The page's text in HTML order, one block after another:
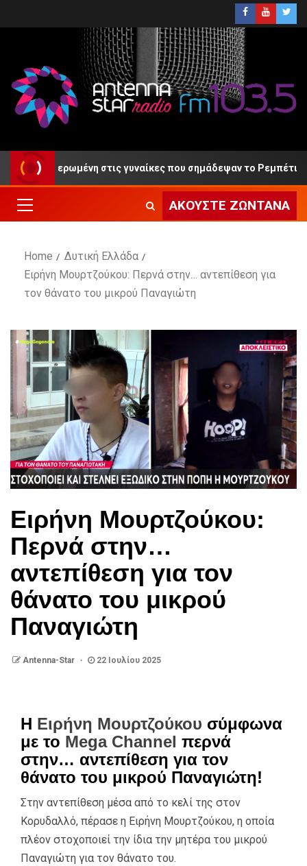
αφιερωμένη στις γυναίκες που σημάδεψαν το Ρεμπέτικο
ΑΚΟΎΣΤΕ ΖΩΝΤΑΝΆ
Home
Δυτική Ελλάδα
Ειρήνη Μουρτζούκου: Περνά στην… αντεπίθεση για
τον θάνατο του μικρού Παναγιώτη
Ειρήνη Μουρτζούκου:
Περνά στην…
αντεπίθεση για τον
θάνατο του μικρού
Παναγιώτη
Antenna-Star 22 Ιουλίου 2025
Η Ειρήνη Μουρτζούκου σύμφωνα
με το Mega Channel περνά
στην… αντεπίθεση για τον
θάνατο του μικρού Παναγιώτη!
Στην αντεπίθεση μέσα από το κελί της στον
Κορυδαλλό, πέρασε η Ειρήνη Μουρτζούκου, η οποία
πλέον στοχοποιεί την ίδια την μητέρα του μικρού
Παναγιώτη για τον θάνατο του.